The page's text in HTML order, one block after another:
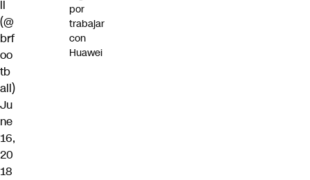
ll
(@
brf
oo
tb
all)
Ju
ne
16,
20
18
por
trabajar
con
Huawei